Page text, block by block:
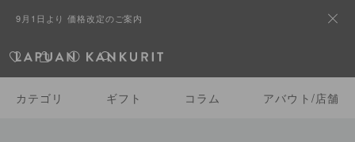
9月1日より 価格改定のご案内
カテゴリ ギフト コラム アバウト/店舗